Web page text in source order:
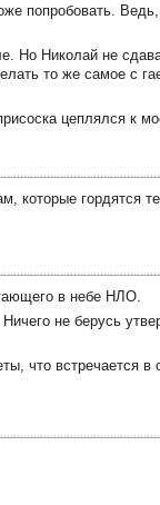
попробовать.
Но Николай не
то же самое с
цеплялся к
которые гордятся
в небе НЛО.
не берусь
что встречается в